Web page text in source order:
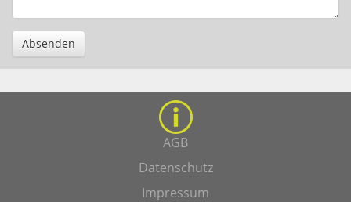
Absenden
AGB
Datenschutz
Impressum